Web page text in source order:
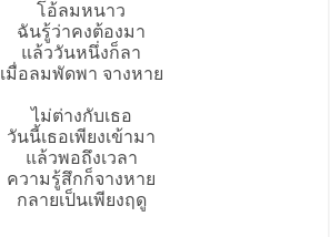
โอ้ลมหนาว
ฉันรู้ว่าคงต้องมา
แล้ววันหนึ่งก็ลา
เมื่อลมพัดพา จางหาย
ไม่ต่างกับเธอ
วันนี้เธอเพียงเข้ามา
แล้วพอถึงเวลา
ความรู้สึกก็จางหาย
กลายเป็นเพียงฤดู